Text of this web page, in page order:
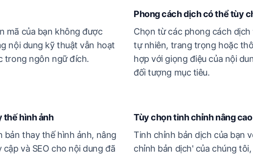
mã của bạn không được
nội dung kỹ thuật vẫn hoạt
trong ngôn ngữ đích.
Phong cách dịch có thể tùy
Chọn từ các phong cách
tự nhiên, trang trọng hoặc
hợp với giọng điệu của nội
đối tượng mục tiêu.
thế hình ảnh
bản thay thế hình ảnh, nâng
và SEO cho nội dung đã
Tùy chọn tinh chỉnh nâng cao
Tinh chỉnh bản dịch của bạn
chỉnh bản dịch' của chúng